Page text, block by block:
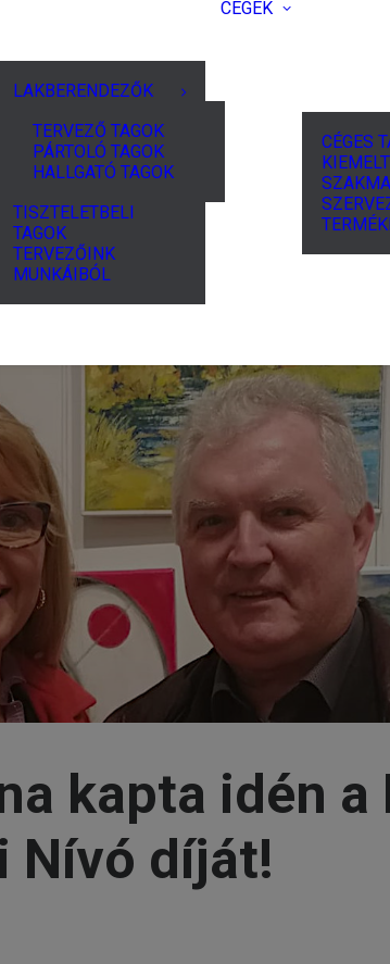
LAKBERENDEZŐK
TERVEZŐ TAGOK
PÁRTOLÓ TAGOK
HALLGATÓ TAGOK
TISZTELETBELI
TAGOK
TERVEZŐINK
MUNKÁIBÓL
CÉGEK
CÉGES
kapta idén a
Nívó díját!